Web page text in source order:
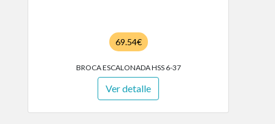
69.54€
BROCA ESCALONADA HSS 6-37
Ver detalle